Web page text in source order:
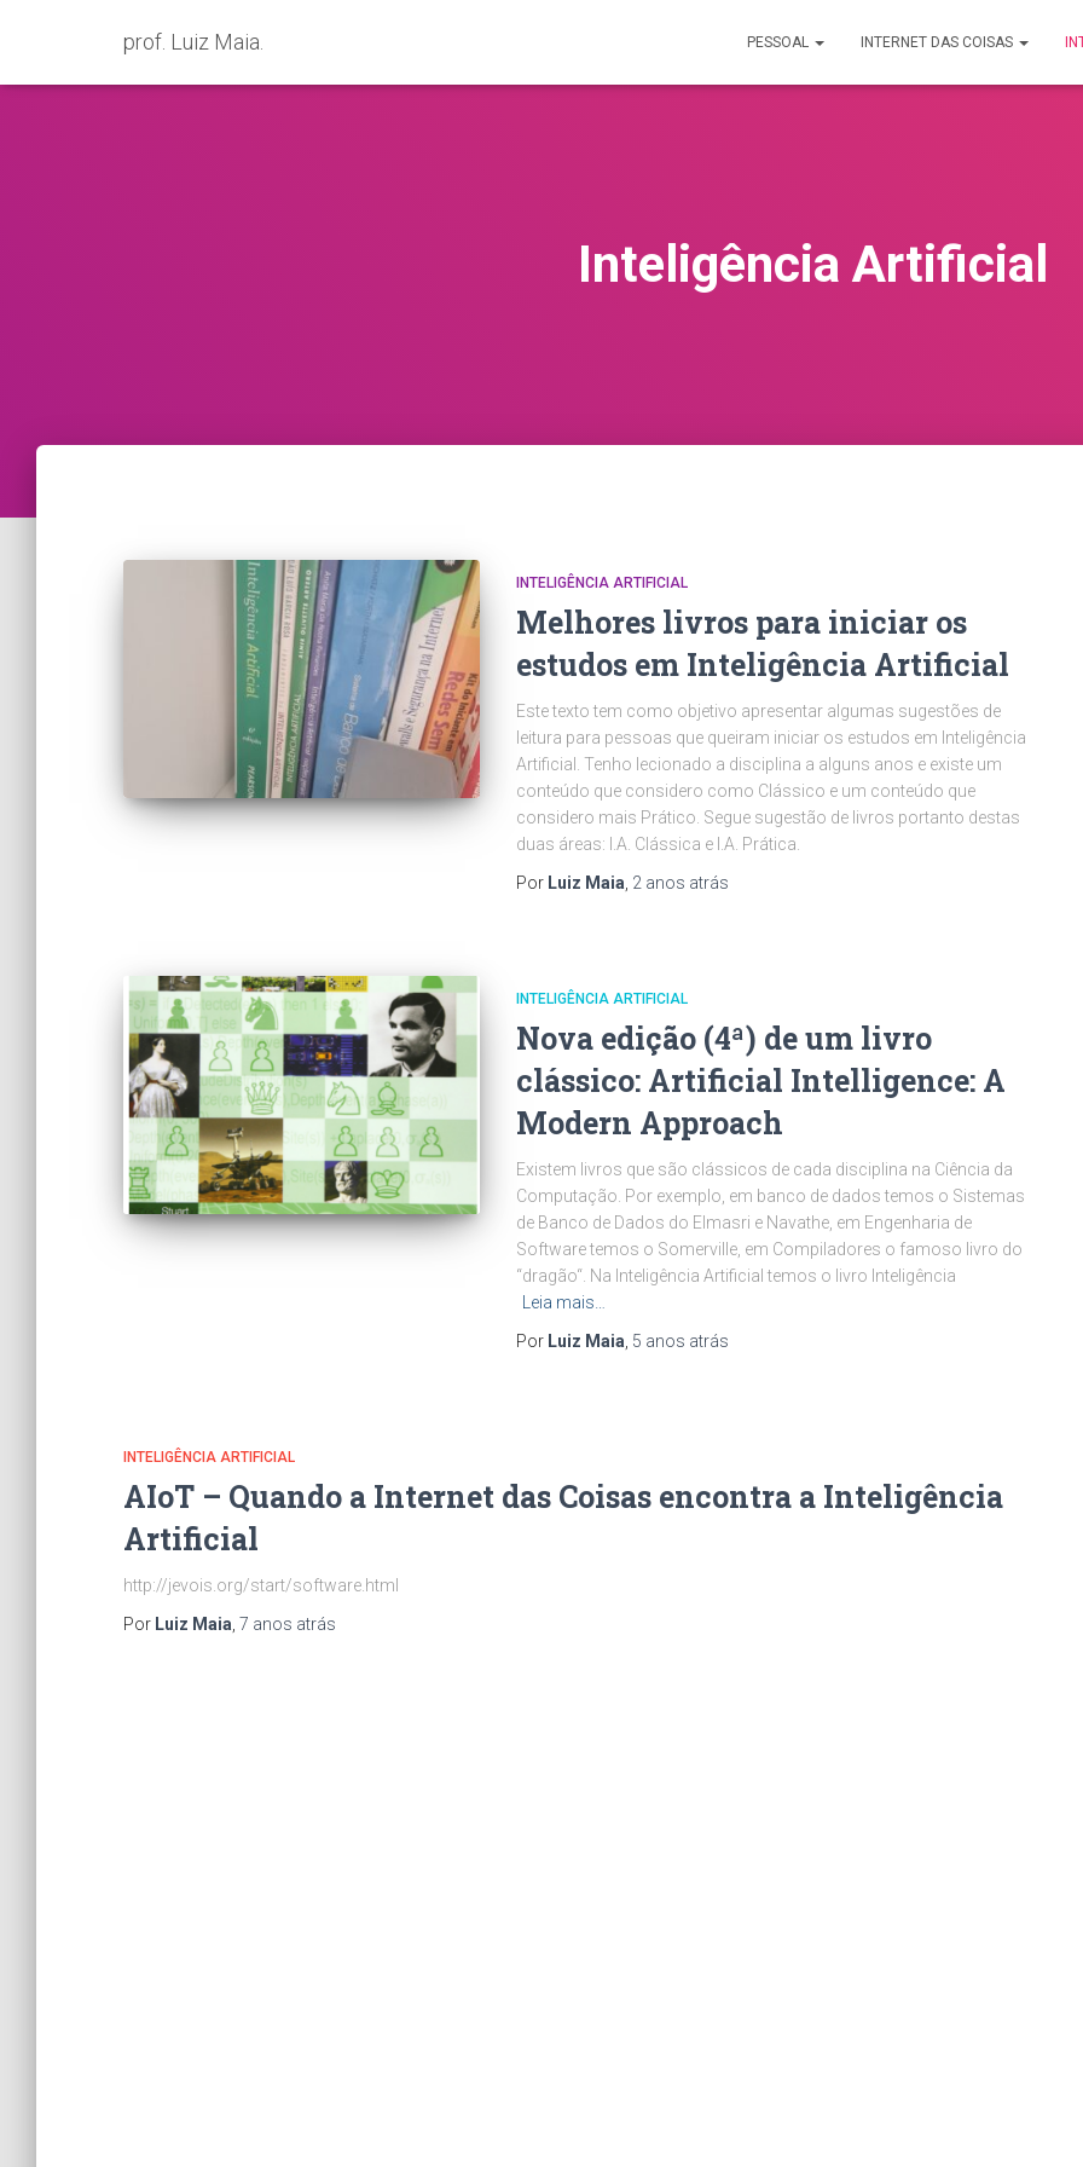
prof. Luiz Maia. PESSOAL INTERNET DAS COISAS
Inteligência Artificial
INTELIGÊNCIA ARTIFICIAL
Melhores livros para iniciar os
estudos em Inteligência Artificial
Este texto tem como objetivo apresentar algumas sugestões de
leitura para pessoas que queiram iniciar os estudos em Inteligência
Artificial. Tenho lecionado a disciplina a alguns anos e existe um
conteúdo que considero como Clássico e um conteúdo que
considero mais Prático. Segue sugestão de livros portanto destas
duas áreas: I.A. Clássica e I.A. Prática.
Por Luiz Maia 2 anos atrás
INTELIGÊNCIA ARTIFICIAL
Nova edição (4ª) de um livro
clássico: Artificial Intelligence: A
Modern Approach
Existem livros que são clássicos de cada disciplina na Ciência da
Computação. Por exemplo, em banco de dados temos o Sistemas
de Banco de Dados do Elmasri e Navathe, em Engenharia de
Software temos o Somerville, em Compiladores o famoso livro do
“dragão“. Na Inteligência Artificial temos o livro Inteligência
Leia mais…
Por Luiz Maia 5 anos atrás
INTELIGÊNCIA ARTIFICIAL
AIoT – Quando a Internet das Coisas encontra a Inteligência
Artificial
http://jevois.org/start/software.html
Por Luiz Maia 7 anos atrás